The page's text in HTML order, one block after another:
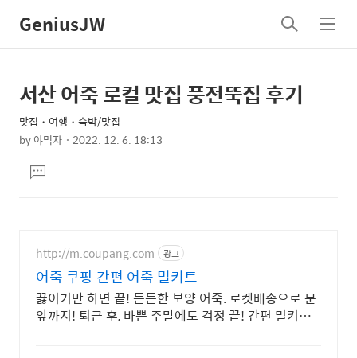
GeniusJW
검
색
메
뉴
상
세
컨
텐
츠
본
제
목
서산 어죽 로컬 맛집 풍전뚝집 후기
맛집・여행・숙박/맛집
by야먹자 2022. 12. 6. 18:13
문댓
글
http://m.coupang.com 광고
어죽 쿠팡 간편 어죽 밀키트
끓이기만 하면 끝! 든든한 보양 어죽. 로켓배송으로 문
앞까지! 퇴근 후, 바쁜 주말에도 걱정 끝! 간편 밀키트